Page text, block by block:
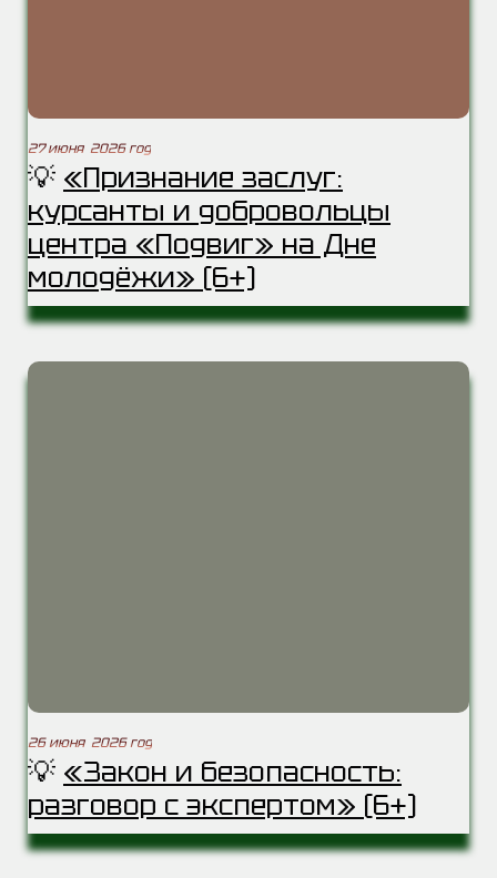
27 июня 2026 год
💡 «Признание заслуг:
курсанты и добровольцы
центра «Подвиг» на Дне
молодёжи» (6+)
26 июня 2026 год
💡 «Закон и безопасность:
разговор с экспертом» (6+)